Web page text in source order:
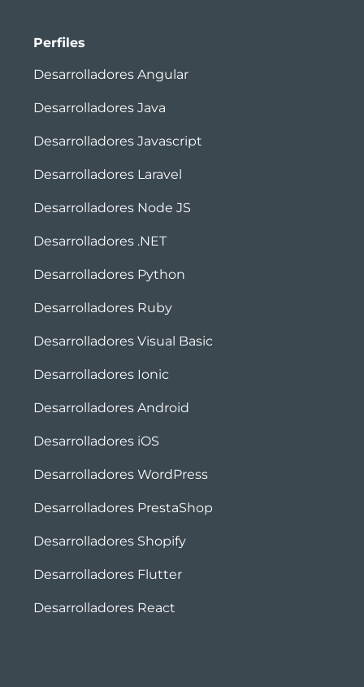
Perfiles
Desarrolladores Angular
Desarrolladores Java
Desarrolladores Javascript
Desarrolladores Laravel
Desarrolladores Node JS
Desarrolladores .NET
Desarrolladores Python
Desarrolladores Ruby
Desarrolladores Visual Basic
Desarrolladores Ionic
Desarrolladores Android
Desarrolladores iOS
Desarrolladores WordPress
Desarrolladores PrestaShop
Desarrolladores Shopify
Desarrolladores Flutter
Desarrolladores React